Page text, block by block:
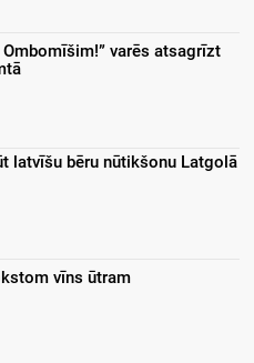
Ombomīšim!” varēs atsagrīzt
latvīšu bēru nūtikšonu Latgolā
vīns ūtram